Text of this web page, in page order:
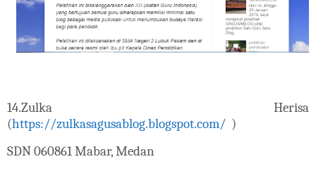
14.Zulka Herisa
(https://zulkasagusablog.blogspot.com/ )
SDN 060861 Mabar, Medan